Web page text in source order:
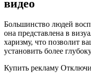
видео
Большинство людей
она представлена в
харизму, что позволит
установить более
Купить рекламу